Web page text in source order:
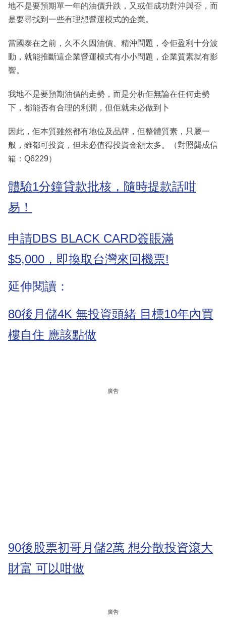
地不是要預期單一年的油價升跌，又或佢成功對沖與否，而
是要尋找到一些有理想營運模式的企業。
當國泰在之前，久不久因油價、精沖問題，令佢盈利十分波
動，就能推斷這企業營運模式有小小問題，企業質素就有影
響。
我地不是要預期油價的走勢，而是分析佢無論在任何走勢
下，都能否有合理的利潤，但佢就未必做到卜
因此，佢本質雖然都有地位及品牌，但整體質素，只屬一
般，雖都可投資，但未必值得投資金額太多。（對照龔成信
箱：Q6229）
體驗1分鐘貸款批核，隨時提款話咁
易！
申請DBS BLACK CARD簽賬滿
$5,000，即換取台灣來回機票!
延伸閱讀：
80後月儲4K 無投資頭緒 目標10年內買
樓自住 應該點做
廣告
90後股票初哥月儲2萬 想分散投資滾大
財富 可以咁做
廣告